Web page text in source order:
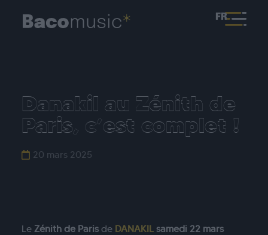
FR
Danakil au Zénith de
Paris, c’est complet !
20 mars 2025
Le Zénith de Parisde DANAKIL samedi 22 mars